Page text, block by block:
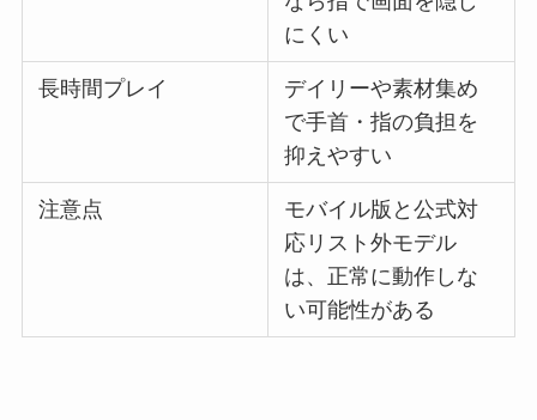
にくい
長時間プレイ
デイリーや素材集め
で手首・指の負担を
抑えやすい
注意点
モバイル版と公式対
応リスト外モデル
は、正常に動作しな
い可能性がある